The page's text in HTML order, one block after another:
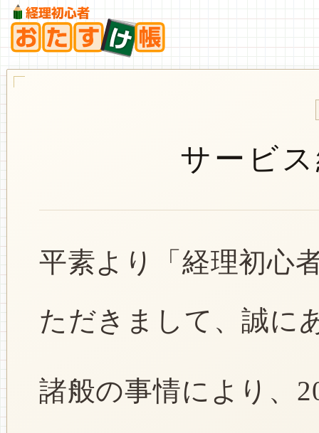
サービ
平素より「経理初心
ただきまして、誠に
諸般の事情により、